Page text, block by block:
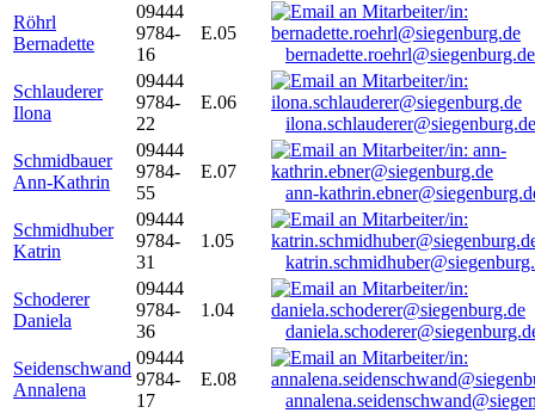
Röhrl
Bernadette
09444
9784-
16
E.05
bernadette.roehrl@siegenburg.de
Schlauderer
Ilona
09444
9784-
22
E.06
ilona.schlauderer@siegenburg.de
Schmidbauer
Ann-Kathrin
09444
9784-
55
E.07
ann-
Schmidhuber
Katrin
09444
9784-
31
1.05
Schoderer
Daniela
09444
9784-
36
1.04
Seidenschwand
Annalena
09444
9784-
17
E.08